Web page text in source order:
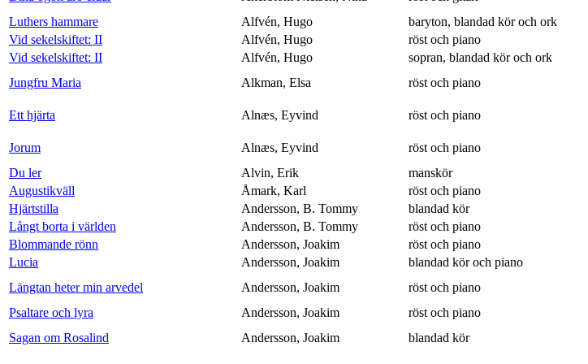
Luthers hammare
Alfvén, Hugo baryton, blandad kör och ork
Vid sekelskiftet: II
Alfvén, Hugo röst och piano
Vid sekelskiftet: II
Alfvén, Hugo sopran, blandad kör och ork
Jungfru Maria
Alkman, Elsa röst och piano
Ett hjärta
Alnæs, Eyvind röst och piano
Jorum
Alnæs, Eyvind röst och piano
Du ler
Alvin, Erik manskör
Augustikväll
Åmark, Karl röst och piano
Hjärtstilla
Andersson, B. Tommy blandad kör
Långt borta i världen
Andersson, B. Tommy röst och piano
Blommande rönn
Andersson, Joakim röst och piano
Lucia
Andersson, Joakim blandad kör och piano
Längtan heter min arvedel
Andersson, Joakim röst och piano
Psaltare och lyra
Andersson, Joakim röst och piano
Sagan om Rosalind
Andersson, Joakim blandad kör